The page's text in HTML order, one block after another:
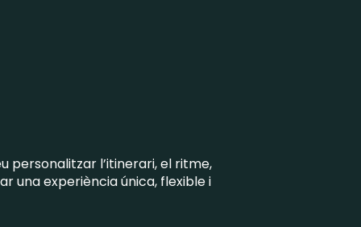
personalitzar l’itinerari, el ritme,
una experiència única, flexible i